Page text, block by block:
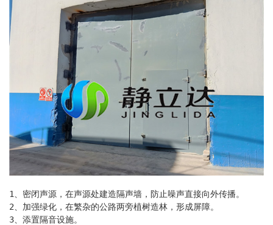
1、密闭声源，在声源处建造隔声墙，防止噪声直接向外传播。
2、加强绿化，在繁杂的公路两旁植树造林，形成屏障。
3、添置隔音设施。